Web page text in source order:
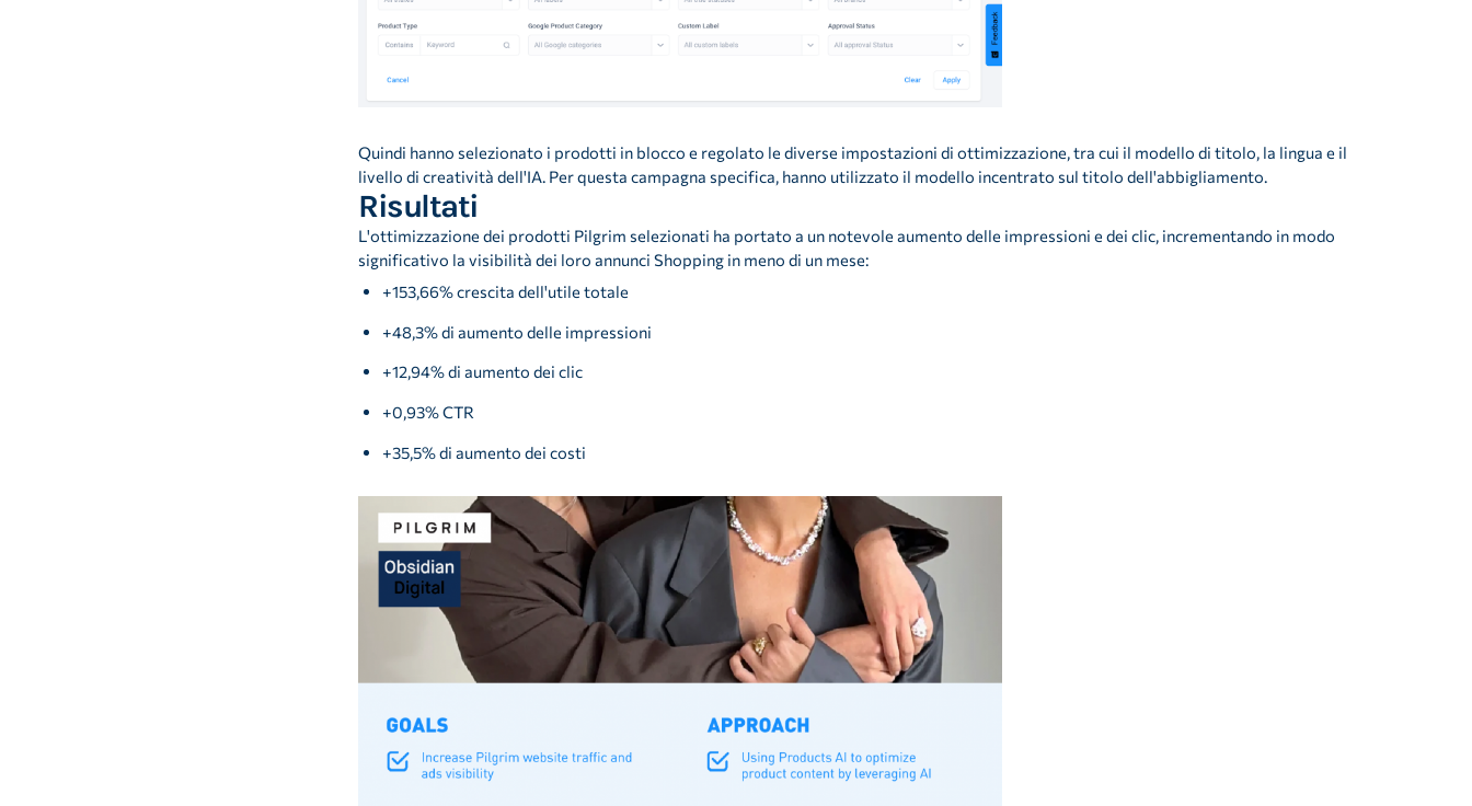
Quindi hanno selezionato i prodotti in blocco e regolato le diverse impostazioni di ottimizzazione, tra cui il modello di titolo, la lingua e il
livello di creatività dell'IA. Per questa campagna specifica, hanno utilizzato il modello incentrato sul titolo dell'abbigliamento.
Risultati
L'ottimizzazione dei prodotti Pilgrim selezionati ha portato a un notevole aumento delle impressioni e dei clic, incrementando in modo
significativo la visibilità dei loro annunci Shopping in meno di un mese:
+153,66% crescita dell'utile totale
+48,3% di aumento delle impressioni
+12,94% di aumento dei clic
+0,93% CTR
+35,5% di aumento dei costi